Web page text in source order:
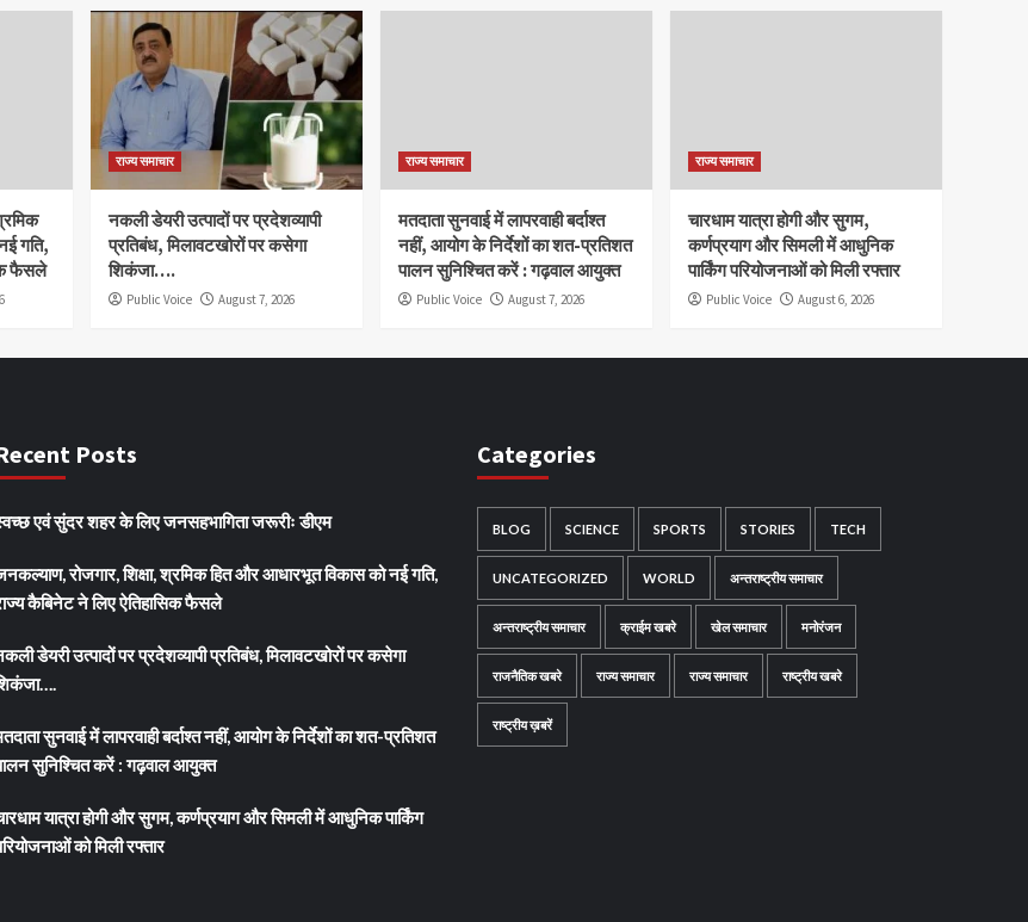
गति,
फैसले
राज्य समाचार
नकली डेयरी उत्पादों पर प्रदेशव्यापी
प्रतिबंध, मिलावटखोरों पर कसेगा
शिकंजा….
Public Voice August 7, 2026
राज्य समाचार
मतदाता सुनवाई में लापरवाही बर्दाश्त
नहीं, आयोग के निर्देशों का शत-प्रतिशत
पालन सुनिश्चित करें : गढ़वाल आयुक्त
Public Voice August 7, 2026
राज्य समाचार
चारधाम यात्रा होगी और सुगम,
कर्णप्रयाग और सिमली में आधुनिक
पार्किंग परियोजनाओं को मिली रफ्तार
Public Voice August 6, 2026
Posts
एवं सुंदर शहर के लिए जनसहभागिता जरूरीः डीएम
रोजगार, शिक्षा, श्रमिक हित और आधारभूत विकास को नई गति,
कैबिनेट ने लिए ऐतिहासिक फैसले
डेयरी उत्पादों पर प्रदेशव्यापी प्रतिबंध, मिलावटखोरों पर कसेगा
सुनवाई में लापरवाही बर्दाश्त नहीं, आयोग के निर्देशों का शत-प्रतिशत
सुनिश्चित करें : गढ़वाल आयुक्त
यात्रा होगी और सुगम, कर्णप्रयाग और सिमली में आधुनिक पार्किंग
को मिली रफ्तार
Categories
BLOG SCIENCE SPORTS STORIES TECH
UNCATEGORIZED WORLD अन्तराष्ट्रीय समाचार
अन्तराष्ट्रीय समाचार क्राईम खबरे खेल समाचार मनोरंजन
राजनैतिक खबरे राज्य समाचार राज्य समाचार राष्ट्रीय खबरे
राष्ट्रीय ख़बरें